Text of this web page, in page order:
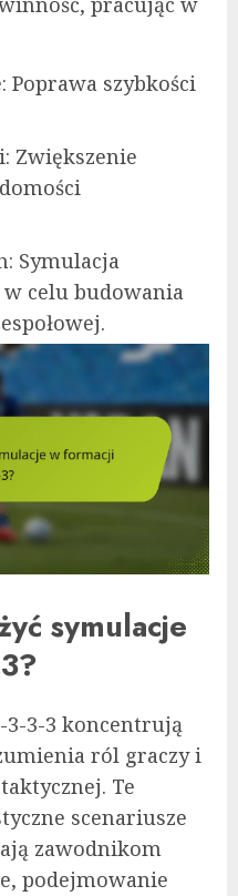
szybkości
Zwiększenie
Symulacja
celu budowania
symulacje
3-3 koncentrują
ról graczy i
Te
scenariusze
zawodnikom
podejmowanie